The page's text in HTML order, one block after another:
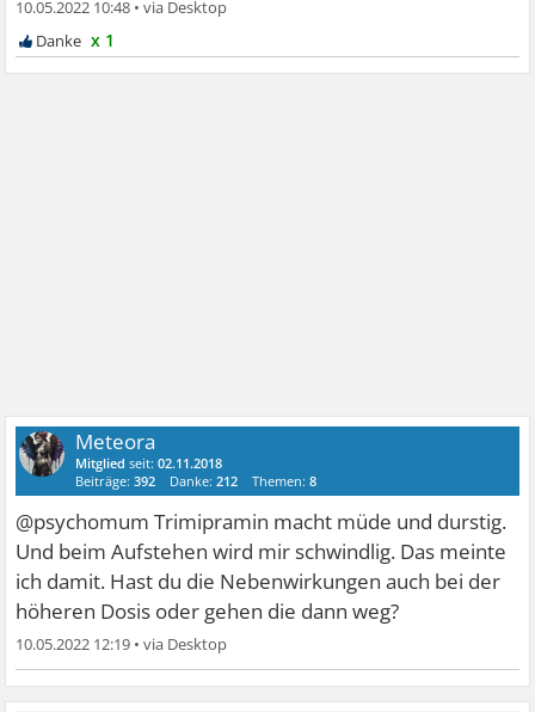
10.05.2022 10:48 •
x 1
Meteora
Mitglied seit:02.11.2018
Beiträge:392 Danke:212 Themen:8
@psychomum Trimipramin macht müde und durstig.
Und beim Aufstehen wird mir schwindlig. Das meinte
ich damit. Hast du die Nebenwirkungen auch bei der
höheren Dosis oder gehen die dann weg?
10.05.2022 12:19 •